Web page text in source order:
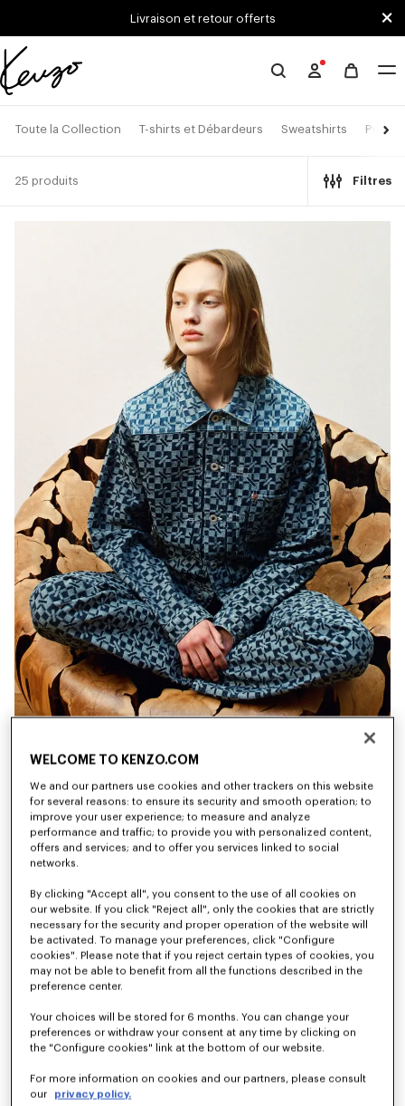
Skip to main content
Skip to footer contentLivraison et retour offerts
Site
KENZO
Toute la Collection T-shirts et Débardeurs Sweatshirts Pulls
25 produits Filtres
Nouveauté Nouveauté
WELCOME TO KENZO.COM
We and our partners use cookies and other trackers on this website
for several reasons: to ensure its security and smooth operation; to
improve your user experience; to measure and analyze
performance and traffic; to provide you with personalized content,
offers and services; and to offer you services linked to social
networks.
By clicking "Accept all", you consent to the use of all cookies on
our website. If you click "Reject all", only the cookies that are strictly
necessary for the security and proper operation of the website will
be activated. To manage your preferences, click "Configure
cookies". Please note that if you reject certain types of cookies, you
may not be able to benefit from all the functions described in the
preference center.
Your choices will be stored for 6 months. You can change your
preferences or withdraw your consent at any time by clicking on
the "Configure cookies" link at the bottom of our website.
For more information on cookies and our partners, please consult
our
privacy policy.